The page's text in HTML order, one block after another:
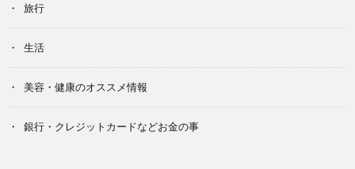
旅行
生活
美容・健康のオススメ情報
銀行・クレジットカードなどお金の事